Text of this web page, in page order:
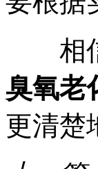
相信
臭氧老
更清楚